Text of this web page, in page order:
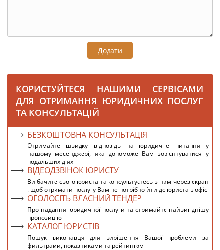
Додати
КОРИСТУЙТЕСЯ НАШИМИ СЕРВІСАМИ
ДЛЯ ОТРИМАННЯ ЮРИДИЧНИХ ПОСЛУГ
ТА КОНСУЛЬТАЦІЙ
БЕЗКОШТОВНА КОНСУЛЬТАЦІЯ
Отримайте швидку відповідь на юридичне питання у
нашому месенджері, яка допоможе Вам зорієнтуватися у
подальших діях
ВІДЕОДЗВІНОК ЮРИСТУ
Ви бачите свого юриста та консультуєтесь з ним через екран
, щоб отримати послугу Вам не потрібно йти до юриста в офіс
ОГОЛОСІТЬ ВЛАСНИЙ ТЕНДЕР
Про надання юридичної послуги та отримайте найвигіднішу
пропозицію
КАТАЛОГ ЮРИСТІВ
Пошук виконавця для вирішення Вашої проблеми за
фильтрами, показниками та рейтингом